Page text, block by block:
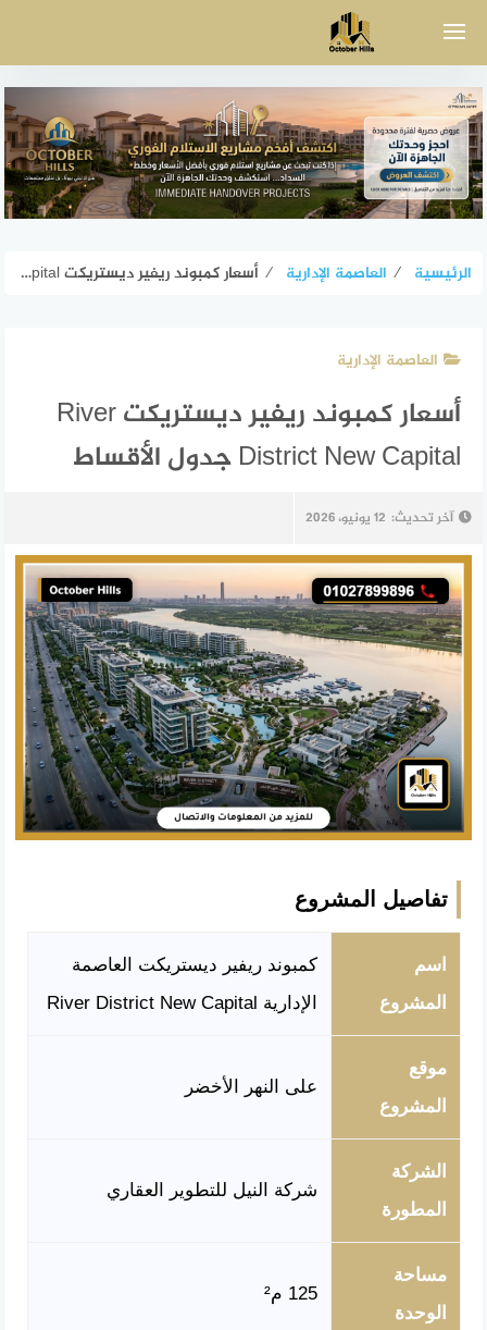
الرئيسية ⁄ العاصمة الإدارية ⁄ أسعار كمبوند ريفير ديستريكت River District New Capital جدول الأقساط
العاصمة الإدارية
أسعار كمبوند ريفير ديستريكت River
District New Capital جدول الأقساط
آخر تحديث: 12 يونيو، 2026
تفاصيل المشروع
اسم
المشروع
كمبوند ريفير ديستريكت العاصمة
الإدارية River District New Capital
موقع
المشروع
على النهر الأخضر
الشركة
المطورة
شركة النيل للتطوير العقاري
مساحة
الوحدة
125 م²